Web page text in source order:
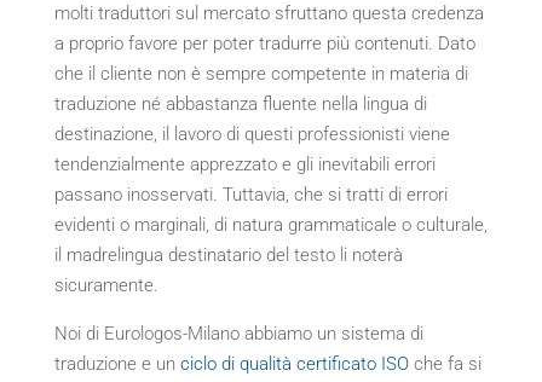
molti traduttori sul mercato sfruttano questa credenza
a proprio favore per poter tradurre più contenuti. Dato
che il cliente non è sempre competente in materia di
traduzione né abbastanza fluente nella lingua di
destinazione, il lavoro di questi professionisti viene
tendenzialmente apprezzato e gli inevitabili errori
passano inosservati. Tuttavia, che si tratti di errori
evidenti o marginali, di natura grammaticale o culturale,
il madrelingua destinatario del testo li noterà
sicuramente.
Noi di Eurologos-Milano abbiamo un sistema di
traduzione e un ciclo di qualità certificato ISOche fa si